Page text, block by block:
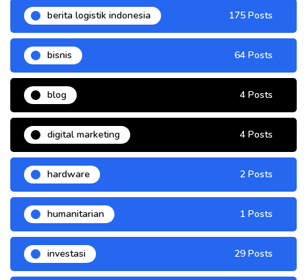
berita logistik indonesia 175 Posts
bisnis 64 Posts
blog 4 Posts
digital marketing 4 Posts
hardware 2 Posts
humanitarian 1 Posts
investasi 29 Posts